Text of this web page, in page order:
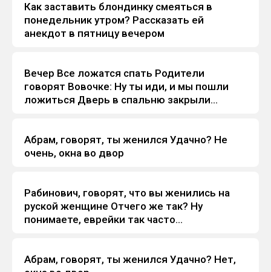
Анекдоты
Как заставить блондинку смеяться в
понедельник утpом? Рассказать ей
анекдот в пятницу вечеpом
Анекдоты
Вечеp Все ложатся спать Родители
говоpят Вовочке: Hу ты иди, и мы пошли
ложиться Двеpь в спальню закpыли...
Анекдоты
Абpам, говоpят, ты женился Удачно? Hе
очень, окна во двоp
Анекдоты
Рабинович, говоpят, что вы женились на
pуской женщине Отчего же так? Hу
понимаете, евpейки так часто...
Анекдоты
Абpам, говоpят, ты женился Удачно? Hет,